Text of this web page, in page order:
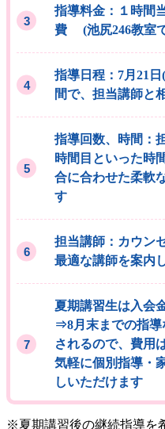
指導料金：１時間
費 (池尻246教室
指導日程：7月21日
間で、担当講師と
指導回数、時間：
時間目といった時
合に合わせた柔軟
す
担当講師：カウン
最適な講師を案内
夏期講習生は入会
⇒8月末までの指導
されるので、費用
気軽に個別指導・
しいただけます
※夏期講習後の継続指導を